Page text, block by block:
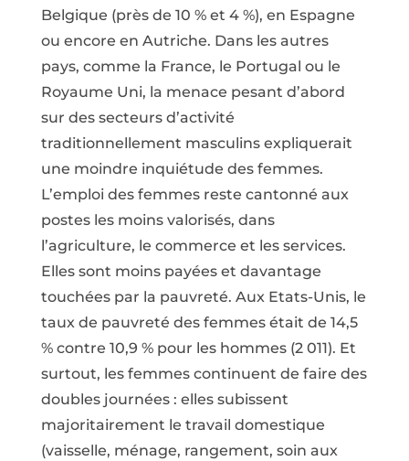
Belgique (près de 10 % et 4 %), en Espagne
ou encore en Autriche. Dans les autres
pays, comme la France, le Portugal ou le
Royaume Uni, la menace pesant d’abord
sur des secteurs d’activité
traditionnellement masculins expliquerait
une moindre inquiétude des femmes.
L’emploi des femmes reste cantonné aux
postes les moins valorisés, dans
l’agriculture, le commerce et les services.
Elles sont moins payées et davantage
touchées par la pauvreté. Aux Etats-Unis, le
taux de pauvreté des femmes était de 14,5
% contre 10,9 % pour les hommes (2 011). Et
surtout, les femmes continuent de faire des
doubles journées : elles subissent
majoritairement le travail domestique
(vaisselle, ménage, rangement, soin aux